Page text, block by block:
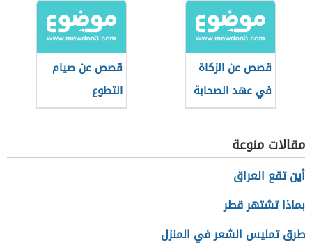
قصص عن الزكاة
في عهد الصحابة
قصص عن صيام
التطوع
مقالات منوعة
أين تقع العراق
بماذا تشتهر قطر
طرق تمليس الشعر في المنزل